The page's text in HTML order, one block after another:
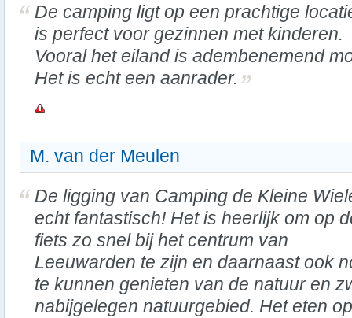
De camping ligt op een prachtige
is perfect voor gezinnen met kinderen.
Vooral het eiland is adembenemend
Het is echt een aanrader.
M. van der Meulen
De ligging van Camping de Kleine
echt fantastisch! Het is heerlijk om op
fiets zo snel bij het centrum van
Leeuwarden te zijn en daarnaast ook
te kunnen genieten van de natuur en
nabijgelegen natuurgebied. Het eten